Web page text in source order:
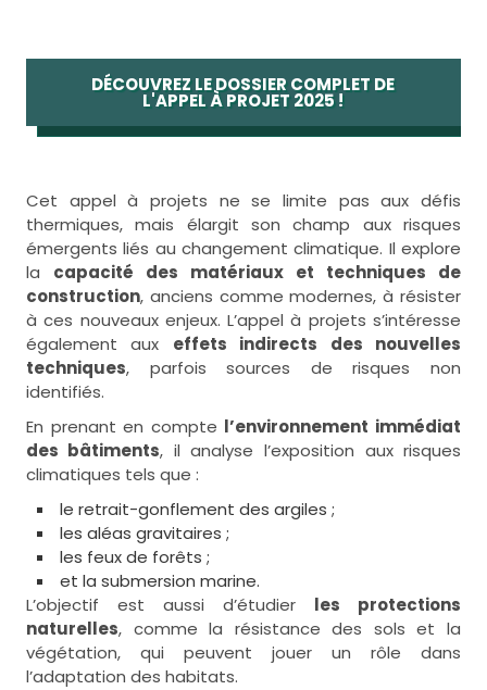
DÉCOUVREZ LE DOSSIER COMPLET DE
L'APPEL À PROJET 2025 !
Cet appel à projets ne se limite pas aux défis
thermiques, mais élargit son champ aux risques
émergents liés au changement climatique. Il explore
la capacité des matériaux et techniques de
construction, anciens comme modernes, à résister
à ces nouveaux enjeux. L’appel à projets s’intéresse
également aux effets indirects des nouvelles
techniques, parfois sources de risques non
identifiés.
En prenant en compte l’environnement immédiat
des bâtiments, il analyse l’exposition aux risques
climatiques tels que :
le retrait-gonflement des argiles ;
les aléas gravitaires ;
les feux de forêts ;
et la submersion marine.
L’objectif est aussi d’étudier les protections
naturelles, comme la résistance des sols et la
végétation, qui peuvent jouer un rôle dans
l’adaptation des habitats.